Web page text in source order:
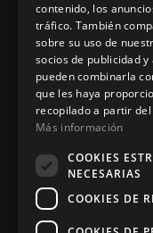
Contacto
Política de
Aviso legal
contenido, los
tráfico. También
sobre su uso de
socios de publicidad
pueden combinarla
que les haya
recopilado a partir
Más información
COOKIES
NECESARIAS
COOKIES DE